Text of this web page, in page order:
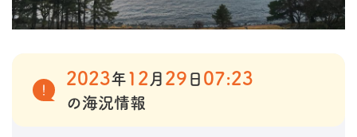
2023年 12 月 29 日 07:23
の海況情報